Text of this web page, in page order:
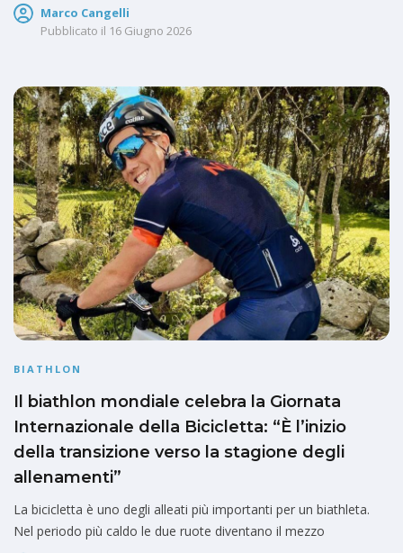
Marco Cangelli
Pubblicato il 16 Giugno 2026
BIATHLON
Il biathlon mondiale celebra la Giornata
Internazionale della Bicicletta: “È l’inizio
della transizione verso la stagione degli
allenamenti”
La bicicletta è uno degli alleati più importanti per un biathleta.
Nel periodo più caldo le due ruote diventano il mezzo